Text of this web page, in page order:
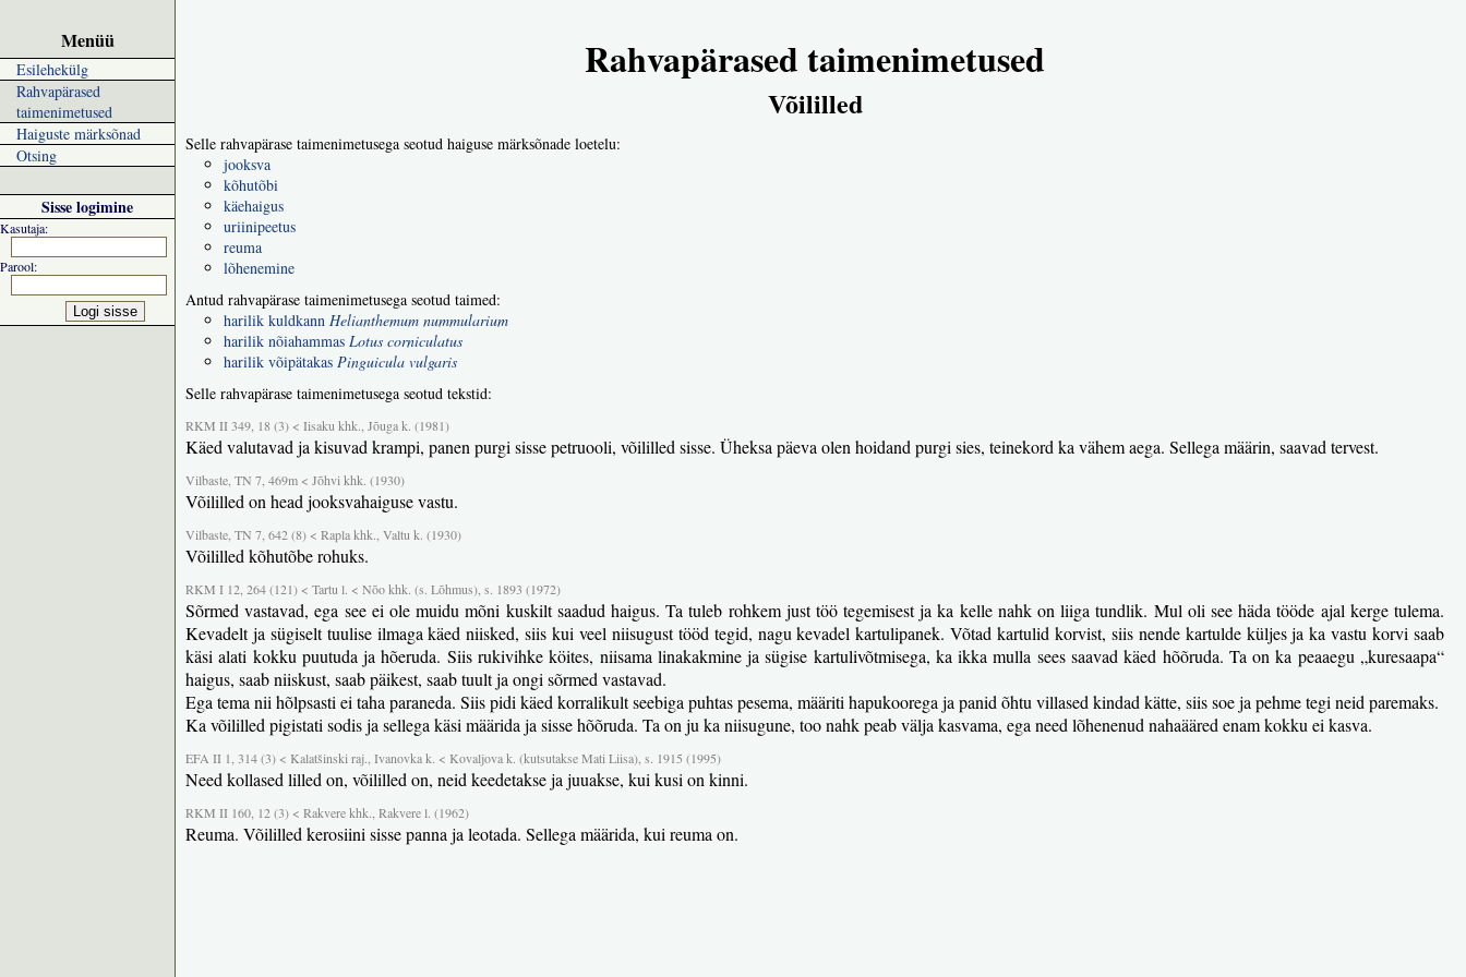
Menüü
Esilehekülg
Rahvapärased
taimenimetused
Haiguste märksõnad
Otsing
Sisse logimine
Kasutaja:
Parool:
Rahvapärased taimenimetused
Võililled
Selle rahvapärase taimenimetusega seotud haiguse märksõnade loetelu:
jooksva
kõhutõbi
käehaigus
uriinipeetus
reuma
lõhenemine
Antud rahvapärase taimenimetusega seotud taimed:
harilik kuldkann Helianthemum nummularium
harilik nõiahammas Lotus corniculatus
harilik võipätakas Pinguicula vulgaris
Selle rahvapärase taimenimetusega seotud tekstid:
RKM II 349, 18 (3) < Iisaku khk., Jõuga k. (1981)
Käed valutavad ja kisuvad krampi, panen purgi sisse petruooli, võililled sisse. Üheksa päeva olen hoidand purgi sies, teinekord ka vähem aega. Sellega määrin, saavad tervest.
Vilbaste, TN 7, 469m < Jõhvi khk. (1930)
Võililled on head jooksvahaiguse vastu.
Vilbaste, TN 7, 642 (8) < Rapla khk., Valtu k. (1930)
Võililled kõhutõbe rohuks.
RKM I 12, 264 (121) < Tartu l. < Nõo khk. (s. Lõhmus), s. 1893 (1972)
Sõrmed vastavad, ega see ei ole muidu mõni kuskilt saadud haigus. Ta tuleb rohkem just töö tegemisest ja ka kelle nahk on liiga tundlik. Mul oli see häda tööde ajal kerge tulema.
Kevadelt ja sügiselt tuulise ilmaga käed niisked, siis kui veel niisugust tööd tegid, nagu kevadel kartulipanek. Võtad kartulid korvist, siis nende kartulde küljes ja ka vastu korvi saab
käsi alati kokku puutuda ja hõeruda. Siis rukivihke köites, niisama linakakmine ja sügise kartulivõtmisega, ka ikka mulla sees saavad käed hõõruda. Ta on ka peaaegu „kuresaapa“
haigus, saab niiskust, saab päikest, saab tuult ja ongi sõrmed vastavad.
Ega tema nii hõlpsasti ei taha paraneda. Siis pidi käed korralikult seebiga puhtas pesema, määriti hapukoorega ja panid õhtu villased kindad kätte, siis soe ja pehme tegi neid paremaks.
Ka võililled pigistati sodis ja sellega käsi määrida ja sisse hõõruda. Ta on ju ka niisugune, too nahk peab välja kasvama, ega need lõhenenud nahaääred enam kokku ei kasva.
EFA II 1, 314 (3) < Kalatšinski raj., Ivanovka k. < Kovaljova k. (kutsutakse Mati Liisa), s. 1915 (1995)
Need kollased lilled on, võililled on, neid keedetakse ja juuakse, kui kusi on kinni.
RKM II 160, 12 (3) < Rakvere khk., Rakvere l. (1962)
Reuma. Võililled kerosiini sisse panna ja leotada. Sellega määrida, kui reuma on.